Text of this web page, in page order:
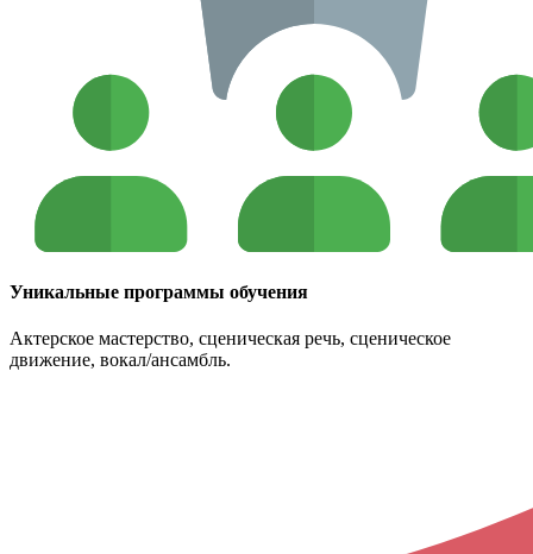
Уникальные программы обучения
Актерское мастерство, сценическая речь, сценическое
движение, вокал/ансамбль.